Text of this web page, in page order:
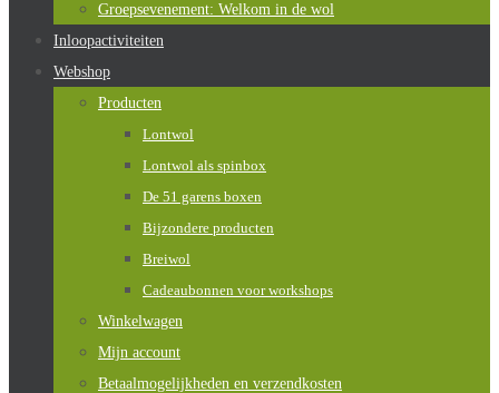
Groepsevenement: Welkom in de wol
Inloopactiviteiten
Webshop
Producten
Lontwol
Lontwol als spinbox
De 51 garens boxen
Bijzondere producten
Breiwol
Cadeaubonnen voor workshops
Winkelwagen
Mijn account
Betaalmogelijkheden en verzendkosten